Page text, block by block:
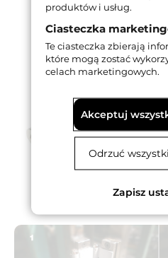
produktów i usług.
Ciasteczka
Te ciasteczka zbierają
które mogą zostać
celach marketingowych.
Akceptuj
Odrzuć
Zapisz